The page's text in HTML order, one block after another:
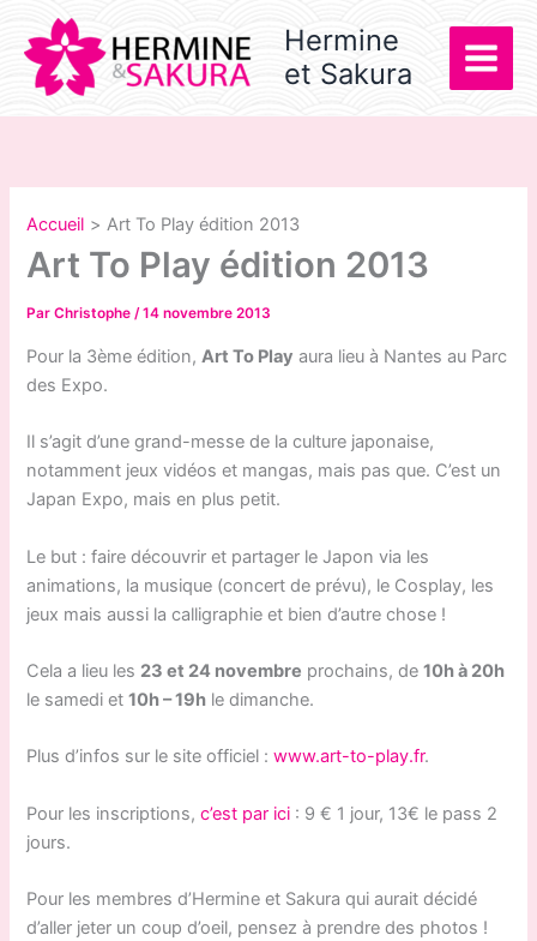
contenu
Hermine
et Sakura
Accueil Art To Play édition 2013
Art To Play édition 2013
ParChristophe/14 novembre 2013
Pour la 3ème édition,Art To Play aura lieu à Nantes au Parc
des Expo.
Il s’agit d’une grand-messe de la culture japonaise,
notamment jeux vidéos et mangas, mais pas que. C’est un
Japan Expo, mais en plus petit.
Le but : faire découvrir et partager le Japon via les
animations, la musique (concert de prévu), le Cosplay, les
jeux mais aussi la calligraphie et bien d’autre chose !
Cela a lieu les 23 et 24 novembre prochains, de10h à 20h
le samedi et10h – 19h le dimanche.
Plus d’infos sur le site officiel :www.art-to-play.fr.
Pour les inscriptions,c’est par ici : 9 € 1 jour, 13€ le pass 2
jours.
Pour les membres d’Hermine et Sakura qui aurait décidé
d’aller jeter un coup d’oeil, pensez à prendre des photos !